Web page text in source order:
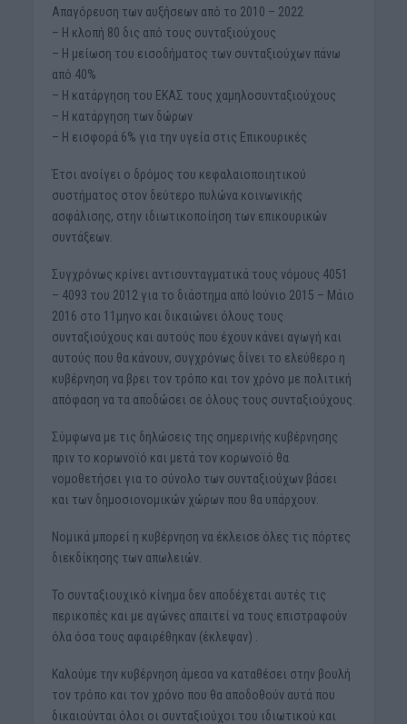
Απαγόρευση των αυξήσεων από το 2010 – 2022
– Η κλοπή 80 δις από τους συνταξιούχους
– Η μείωση του εισοδήματος των συνταξιούχων πάνω
από 40%
– Η κατάργηση του ΕΚΑΣ τους χαμηλοσυνταξιούχους
– Η κατάργηση των δώρων
– Η εισφορά 6% για την υγεία στις Επικουρικές
Έτσι ανοίγει ο δρόμος του κεφαλαιοποιητικού
συστήματος στον δεύτερο πυλώνα κοινωνικής
ασφάλισης, στην ιδιωτικοποίηση των επικουρικών
συντάξεων.
Συγχρόνως κρίνει αντισυνταγματικά τους νόμους 4051
– 4093 του 2012 για το διάστημα από Ιούνιο 2015 – Μάιο
2016 στο 11μηνο και δικαιώνει όλους τους
συνταξιούχους και αυτούς που έχουν κάνει αγωγή και
αυτούς που θα κάνουν, συγχρόνως δίνει το ελεύθερο η
κυβέρνηση να βρει τον τρόπο και τον χρόνο με πολιτική
απόφαση να τα αποδώσει σε όλους τους συνταξιούχους.
Σύμφωνα με τις δηλώσεις της σημερινής κυβέρνησης
πριν το κορωνοϊό και μετά τον κορωνοϊό θα
νομοθετήσει για το σύνολο των συνταξιούχων βάσει
και των δημοσιονομικών χώρων που θα υπάρχουν.
Νομικά μπορεί η κυβέρνηση να έκλεισε όλες τις πόρτες
διεκδίκησης των απωλειών.
Το συνταξιουχικό κίνημα δεν αποδέχεται αυτές τις
περικοπές και με αγώνες απαιτεί να τους επιστραφούν
όλα όσα τους αφαιρέθηκαν (έκλεψαν) .
Καλούμε την κυβέρνηση άμεσα να καταθέσει στην βουλή
τον τρόπο και τον χρόνο που θα αποδοθούν αυτά που
δικαιούνται όλοι οι συνταξιούχοι του ιδιωτικού και